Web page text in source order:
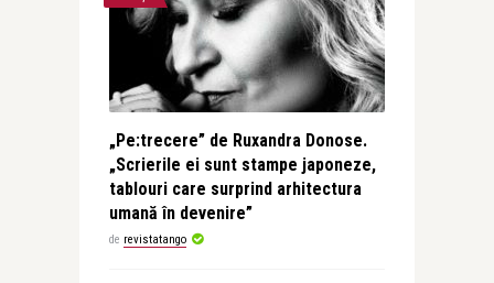
„Pe:trecere” de Ruxandra Donose.
„Scrierile ei sunt stampe japoneze,
tablouri care surprind arhitectura
umană în devenire”
de revistatango